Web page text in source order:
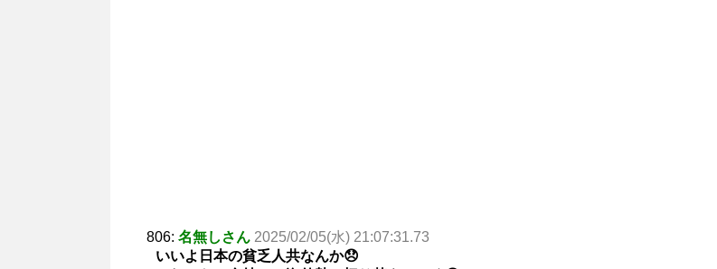
806: 名無しさん 2025/02/05(水) 21:07:31.73
いいよ日本の貧乏人共なんか😞